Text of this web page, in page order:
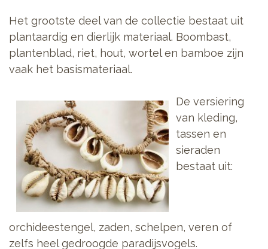
Het grootste deel van de collectie bestaat uit
plantaardig en dierlijk materiaal. Boombast,
plantenblad, riet, hout, wortel en bamboe zijn
vaak het basismateriaal.
De versiering
van kleding,
tassen en
sieraden
bestaat uit:
orchideestengel, zaden, schelpen, veren of
zelfs heel gedroogde paradijsvogels.